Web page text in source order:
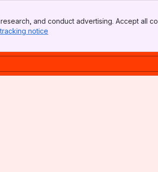
and conduct advertising. Accept all
notice